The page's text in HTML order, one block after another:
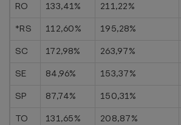
RO
133,41% 211,22%
*RS
112,60% 195,28%
SC
172,98% 263,97%
SE
84,96% 153,37%
SP
87,74% 150,31%
TO
131,65% 208,87%